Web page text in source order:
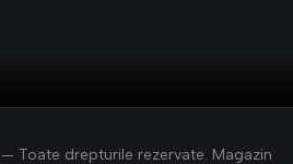
— Toate drepturile rezervate. Magazin